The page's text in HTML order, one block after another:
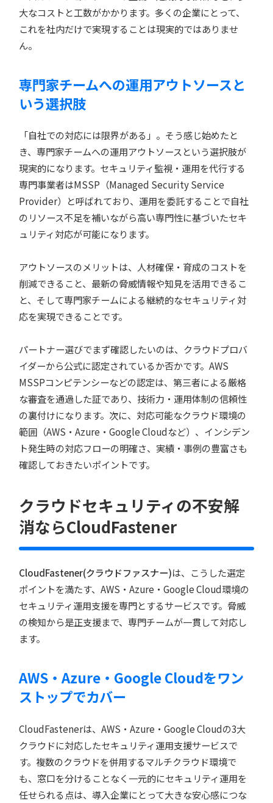
大なコストと工数がかかります。多くの企業にとって、
これを社内だけで実現することは現実的ではありませ
ん。
専門家チームへの運用アウトソースと
いう選択肢
「自社での対応には限界がある」。そう感じ始めたと
き、専門家チームへの運用アウトソースという選択肢が
現実的になります。セキュリティ監視・運用を代行する
専門事業者はMSSP（Managed Security Service
Provider）と呼ばれており、運用を委託することで自社
のリソース不足を補いながら高い専門性に基づいたセキ
ュリティ対応が可能になります。
アウトソースのメリットは、人材確保・育成のコストを
削減できること、最新の脅威情報や知見を活用できるこ
と、そして専門家チームによる継続的なセキュリティ対
応を実現できることです。
パートナー選びでまず確認したいのは、クラウドプロバ
イダーから公式に認定されているか否かです。AWS
MSSPコンピテンシーなどの認定は、第三者による厳格
な審査を通過した証であり、技術力・運用体制の信頼性
の裏付けになります。次に、対応可能なクラウド環境の
範囲（AWS・Azure・Google Cloudなど）、インシデン
ト発生時の対応フローの明確さ、実績・事例の豊富さも
確認しておきたいポイントです。
クラウドセキュリティの不安解
消ならCloudFastener
CloudFastener(クラウドファスナー)は、こうした選定
ポイントを満たす、AWS・Azure・Google Cloud環境の
セキュリティ運用支援を専門とするサービスです。脅威
の検知から是正支援まで、専門チームが一貫して対応し
ます。
AWS・Azure・Google Cloudをワン
ストップでカバー
CloudFastenerは、AWS・Azure・Google Cloudの3大
クラウドに対応したセキュリティ運用支援サービスで
す。複数のクラウドを併用するマルチクラウド環境で
も、窓口を分けることなく一元的にセキュリティ運用を
任せられる点は、導入企業にとって大きな安心感につな